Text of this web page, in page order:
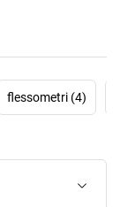
flessometri (4)